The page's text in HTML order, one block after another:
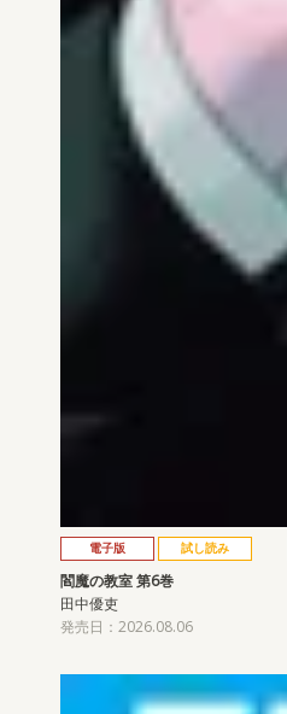
電子版 試し読み
閻魔の教室 第6巻
田中優吏
発売日：2026.08.06